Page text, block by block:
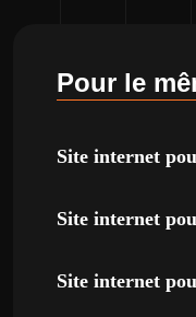
Pour le
Site internet
Site internet
Site internet